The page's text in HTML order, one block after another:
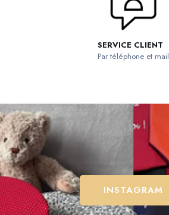
SERVICE CLIENT
Par téléphone et mail
INSTAGRAM